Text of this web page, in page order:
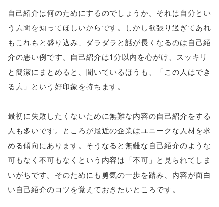
toolbar=no,
scrollbars=yes'
false;"> シェア
自己紹介は何のためにするのでしょうか。それは自分とい
う人間を知ってほしいからです。しかし欲張り過ぎてあれ
もこれもと盛り込み、ダラダラと話が長くなるのは自己紹
介の悪い例です。自己紹介は1分以内を心がけ、スッキリ
と簡潔にまとめると、聞いているほうも、「この人はでき
る人」という好印象を持ちます。
最初に失敗したくないために無難な内容の自己紹介をする
人も多いです。ところが最近の企業はユニークな人材を求
める傾向にあります。そうなると無難な自己紹介のような
可もなく不可もなくという内容は「不可」と見られてしま
いがちです。そのためにも勇気の一歩を踏み、内容が面白
い自己紹介のコツを覚えておきたいところです。